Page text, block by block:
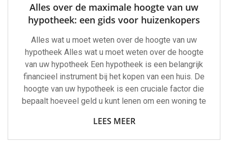
Alles over de maximale hoogte van uw
hypotheek: een gids voor huizenkopers
Alles wat u moet weten over de hoogte van uw
hypotheek Alles wat u moet weten over de hoogte
van uw hypotheek Een hypotheek is een belangrijk
financieel instrument bij het kopen van een huis. De
hoogte van uw hypotheek is een cruciale factor die
bepaalt hoeveel geld u kunt lenen om een woning te
LEES MEER